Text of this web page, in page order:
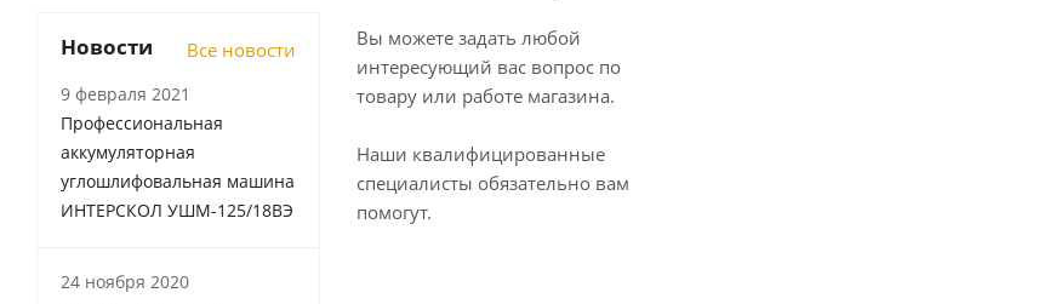
Вы можете задать любой
интересующий вас вопрос по
товару или работе магазина.
Наши квалифицированные
специалисты обязательно вам
помогут.
Новости Все новости
9 февраля 2021
Профессиональная
аккумуляторная
углошлифовальная машина
ИНТЕРСКОЛ УШМ-125/18ВЭ
24 ноября 2020